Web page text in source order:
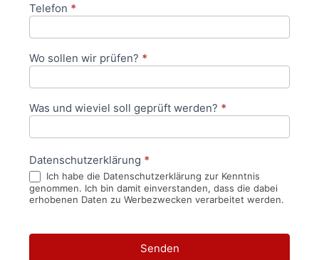
Telefon *
Wo sollen wir prüfen? *
Was und wieviel soll geprüft werden? *
Datenschutzerklärung *
Ich habe die Datenschutzerklärung zur Kenntnis
genommen. Ich bin damit einverstanden, dass die dabei
erhobenen Daten zu Werbezwecken verarbeitet werden.
Senden